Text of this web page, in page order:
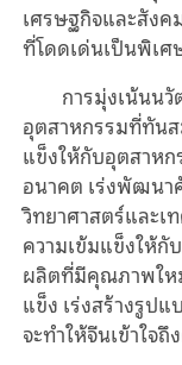
เศรษฐกิจและสัง
ที่โดดเด่นเป็นพิเ
การมุ่งเน้นน
อุตสาหกรรมที่ทันส
แข็งให้กับอุตสาห
อนาคต เร่งพัฒนา
วิทยาศาสตร์และเ
ความเข้มแข็งให้กั
ผลิตที่มีคุณภาพให
แข็ง เร่งสร้างรูป
จะทำให้จีนเข้าใจ